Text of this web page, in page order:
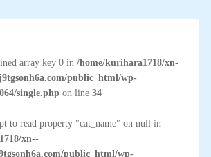
array key 0 in /home/kurihara1718/xn-
public_html/wp-
single.phpon line 34
to read property "cat_name" on null in
xn--
public_html/wp-